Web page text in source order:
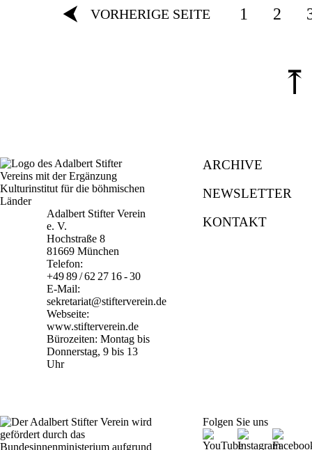
⮜ VORHERIGE SEITE 1 2
⤒
Adalbert Stifter Verein
e. V.
Hochstraße 8
81669 München
Telefon:
+49 89 / 62 27 16 - 30
E-Mail:
sekretariat@stifterverein.de
Webseite:
www.stifterverein.de
Bürozeiten: Montag bis
Donnerstag, 9 bis 13
Uhr
ARCHIVE
NEWSLETTER
KONTAKT
Folgen Sie uns